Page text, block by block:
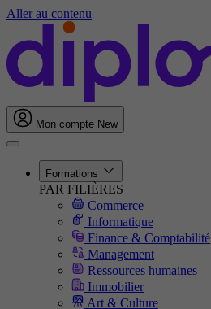
Aller au contenu
Mon compte New
Formations
PAR FILIÈRES
Commerce
Informatique
Finance & Comptabilité
Management
Ressources humaines
Immobilier
Art & Culture